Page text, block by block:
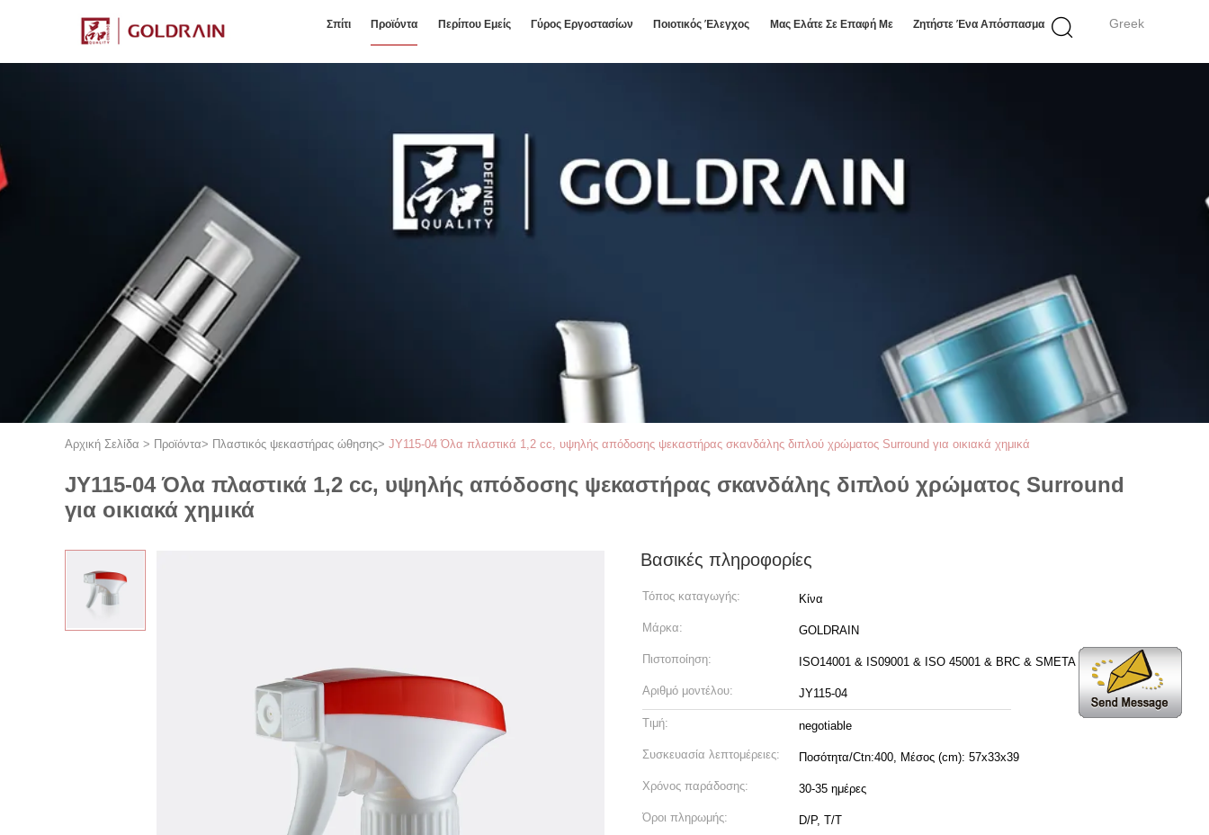
Greek
Σπίτι Προϊόντα Περίπου Εμείς Γύρος Εργοστασίων Ποιοτικός Έλεγχος Μας Ελάτε Σε Επαφή Με Ζητήστε Ένα Απόσπασμα
Αρχική Σελίδα > Προϊόντα> Πλαστικός ψεκαστήρας ώθησης> JY115-04 Όλα πλαστικά 1,2 cc, υψηλής απόδοσης ψεκαστήρας σκανδάλης διπλού χρώματος Surround για οικιακά χημικά
JY115-04 Όλα πλαστικά 1,2 cc, υψηλής απόδοσης ψεκαστήρας σκανδάλης διπλού χρώματος Surround
για οικιακά χημικά
Βασικές πληροφορίες
Τόπος καταγωγής: Κίνα
Μάρκα: GOLDRAIN
Πιστοποίηση: ISO14001 & IS09001 & ISO 45001 & BRC & SMETA 6.1
Αριθμό μοντέλου: JY115-04
Τιμή: negotiable
Συσκευασία λεπτομέρειες: Ποσότητα/Ctn:400, Μέσος (cm): 57x33x39
Χρόνος παράδοσης: 30-35 ημέρες
Όροι πληρωμής: D/P, T/T